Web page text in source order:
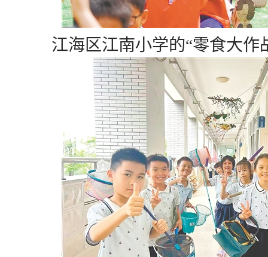
江海区江南小学的“零食大作